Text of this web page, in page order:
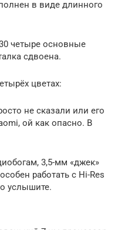
в виде длинного
четыре основные
сдвоена.
цветах:
не сказали или его
ой как опасно. В
3,5-мм «джек»
работать с Hi-Res
услышите.